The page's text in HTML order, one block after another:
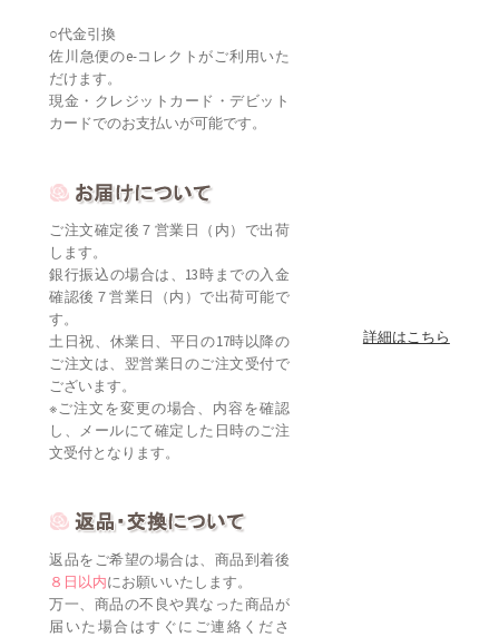
○代金引換
佐川急便のe-コレクトがご利用いた
だけます。
現金・クレジットカード・デビット
カードでのお支払いが可能です。
ご注文確定後７営業日（内）で出荷
します。
銀行振込の場合は、13時までの入金
確認後７営業日（内）で出荷可能で
す。
土日祝、休業日、平日の17時以降の
ご注文は、翌営業日のご注文受付で
ございます。
※ご注文を変更の場合、内容を確認
し、メールにて確定した日時のご注
文受付となります。
詳細はこちら
返品をご希望の場合は、商品到着後
８日以内にお願いいたします。
万一、商品の不良や異なった商品が
届いた場合はすぐにご連絡くださ